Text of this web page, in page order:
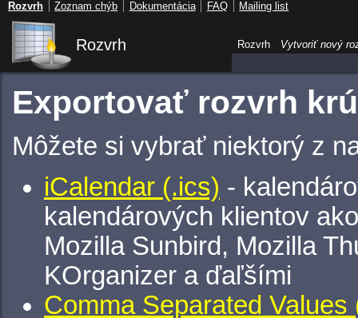
Rozvrh
Exportovať rozvrh
Môžete si vybrať niektorý z
iCalendar (.ics) -
kalendárových klientov
Mozilla Sunbird, Mozilla
KOrganizer a ďaľšími
Comma Separated Values
Rozvrh Vytvoriť nový
Rozvrh Zoznam chýb Dokumentácia FAQ Mailing list